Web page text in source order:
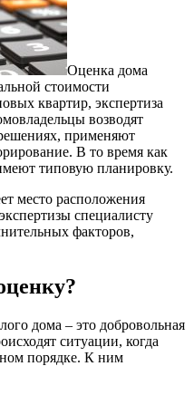
Оценка дома
стоимости
квартир, экспертиза
возводят
применяют
В то время как
типовую планировку.
место расположения
специалисту
факторов,
дома – это добровольная
ситуации, когда
порядке. К ним